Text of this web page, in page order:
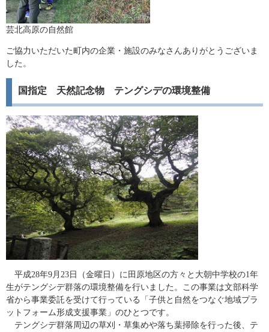
芸北高原の自然館
ご協力いただいた町内の企業・施設のみなさんありがとうございま
した。
国指定 天然記念物 テングシデの環境整備
平成28年9月23日（金曜日）に田原地区の方々と大朝中学校の1年
生がテングシデ群落の環境整備を行いました。この事業は文部科学
省から事業委託を受けて行っている「子供と自然をつなぐ地域プラ
ットフォーム形成支援事業」のひとつです。
テングシデ群落周辺の草刈・草集めや落ち葉掃除を行った後、テ